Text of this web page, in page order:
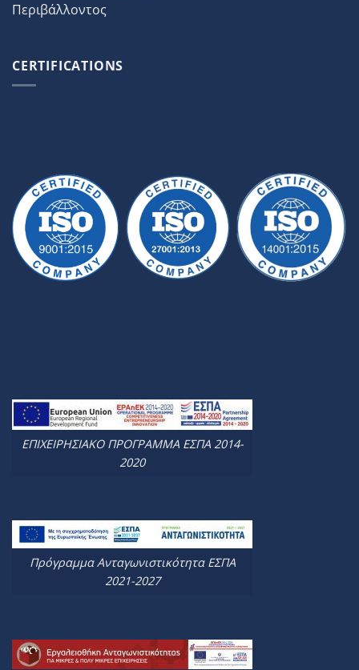
Περιβάλλοντος
CERTIFICATIONS
ΕΠΙΧΕΙΡΗΣΙΑΚΟ ΠΡΟΓΡΑΜΜΑ ΕΣΠΑ 2014-
2020
Πρόγραμμα Ανταγωνιστικότητα ΕΣΠΑ
2021-2027